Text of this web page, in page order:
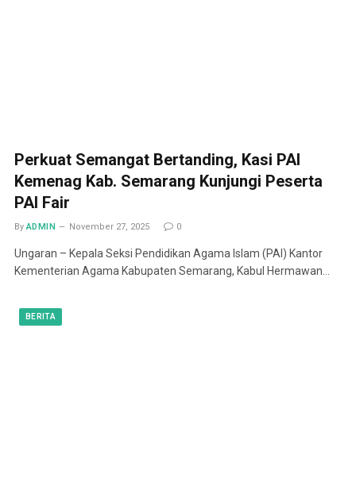
Perkuat Semangat Bertanding, Kasi PAI
Kemenag Kab. Semarang Kunjungi Peserta
PAI Fair
By ADMIN November 27, 2025 0
Ungaran – Kepala Seksi Pendidikan Agama Islam (PAI) Kantor
Kementerian Agama Kabupaten Semarang, Kabul Hermawan…
BERITA